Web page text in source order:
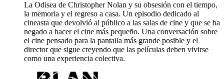
La Odisea de Christopher Nolan y su obsesión con el tiempo,
la memoria y el regreso a casa. Un episodio dedicado al
cineasta que devolvió al público a las salas de cine y que se ha
negado a hacer el cine más pequeño. Una conversación sobre
el cine pensado para la pantalla más grande posible y el
director que sigue creyendo que las películas deben vivirse
como una experiencia colectiva.